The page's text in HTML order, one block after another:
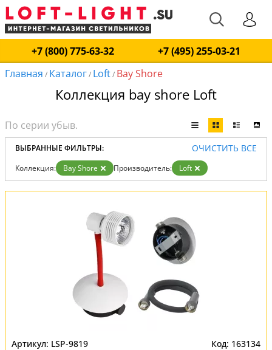
+7 (800) 775-63-32
+7 (495) 255-03-21
Главная / Каталог/ Loft/ Bay Shore
Коллекция bay shore Loft
ВЫБРАННЫЕ ФИЛЬТРЫ: ОЧИСТИТЬ ВСЕ
Коллекция: Bay Shore Производитель: Loft
LSP-9819 163134